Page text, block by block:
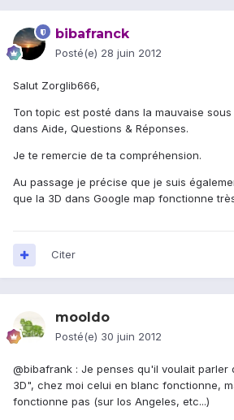
bibafranck
Posté(e) 28 juin 2012
Salut Zorglib666,
Ton topic est posté dans la mauvaise
dans Aide, Questions & Réponses.
Je te remercie de ta compréhension.
Au passage je précise que je suis
que la 3D dans Google map fonctionne
Citer
mooldo
Posté(e) 30 juin 2012
@bibafrank : Je penses qu'il voulait parler
3D", chez moi celui en blanc fonctionne,
fonctionne pas (sur los Angeles, etc...)